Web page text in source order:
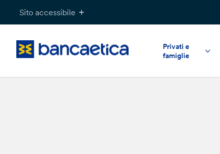
Sito accessibile
Privati e
famiglie